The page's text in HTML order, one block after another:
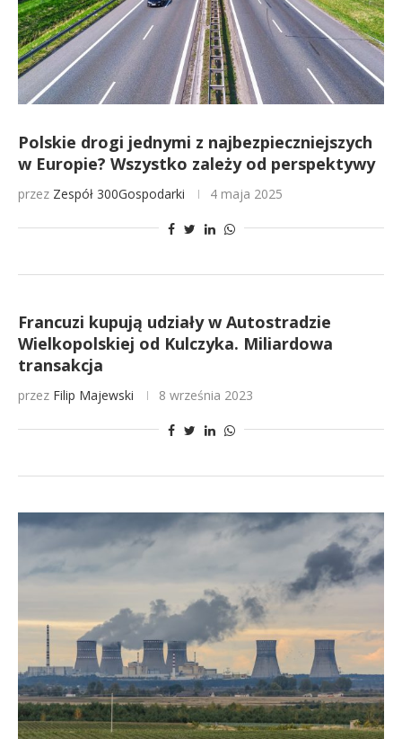
Polskie drogi jednymi z najbezpieczniejszych
w Europie? Wszystko zależy od perspektywy
przez Zespół 300Gospodarki 4 maja 2025
Francuzi kupują udziały w Autostradzie
Wielkopolskiej od Kulczyka. Miliardowa
transakcja
przez Filip Majewski 8 września 2023